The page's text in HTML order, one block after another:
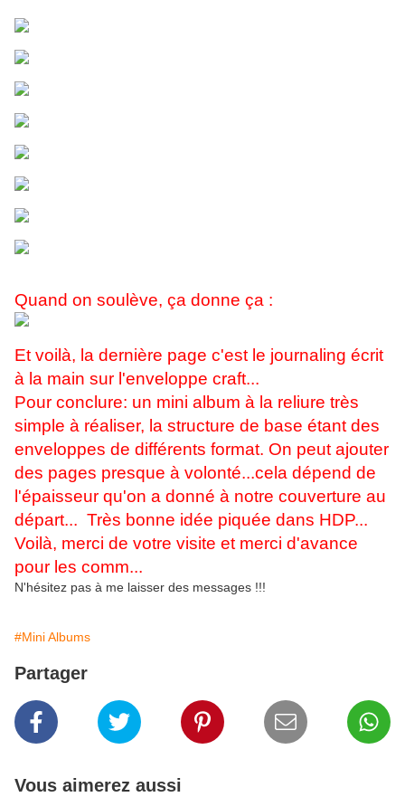
Quand on soulève, ça donne ça :
Et voilà, la dernière page c'est le journaling écrit
à la main sur l'enveloppe craft...
Pour conclure: un mini album à la reliure très
simple à réaliser, la structure de base étant des
enveloppes de différents format. On peut ajouter
des pages presque à volonté...cela dépend de
l'épaisseur qu'on a donné à notre couverture au
départ... Très bonne idée piquée dans HDP...
Voilà, merci de votre visite et merci d'avance
pour les comm...
N'hésitez pas à me laisser des messages !!!
#Mini Albums
Partager
Vous aimerez aussi